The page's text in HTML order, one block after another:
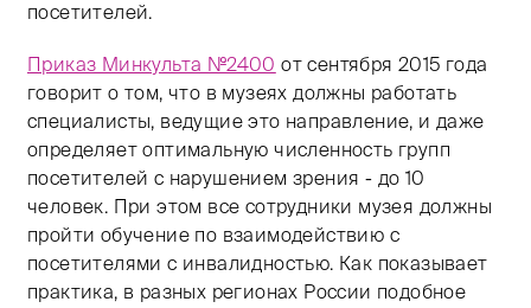
посетителей.
Приказ Минкульта №2400 от сентября 2015 года
говорит о том, что в музеях должны работать
специалисты, ведущие это направление, и даже
определяет оптимальную численность групп
посетителей с нарушением зрения - до 10
человек. При этом все сотрудники музея должны
пройти обучение по взаимодействию с
посетителями с инвалидностью. Как показывает
практика, в разных регионах России подобное